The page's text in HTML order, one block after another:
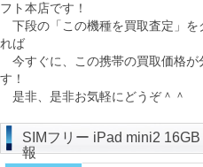
フト本店です！
下段の「この機種を買取査定」を
れば
今すぐに、この携帯の買取価格が
す！
是非、是非お気軽にどうぞ＾＾
SIMフリー iPad mini2
報